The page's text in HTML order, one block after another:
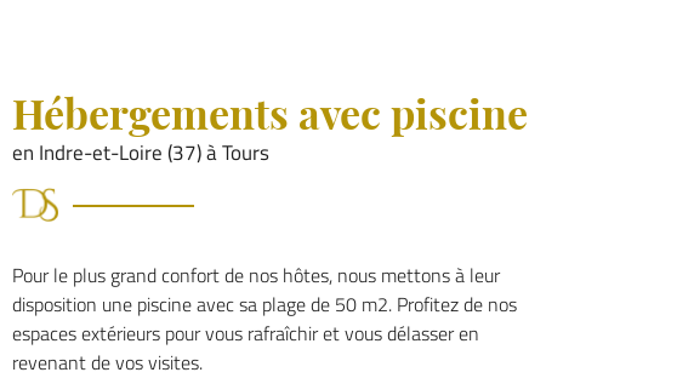
Hébergements avec piscine
en Indre-et-Loire (37) à Tours
Pour le plus grand confort de nos hôtes, nous mettons à leur
disposition une piscine avec sa plage de 50 m2. Profitez de nos
espaces extérieurs pour vous rafraîchir et vous délasser en
revenant de vos visites.